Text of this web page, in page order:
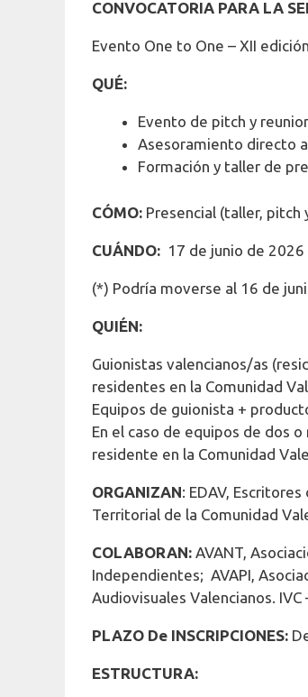
CONVOCATORIA PARA LA
Evento One to One – XII
QUÉ:
Evento de pitch y
Asesoramiento directo
Formación y taller de
CÓMO: Presencial (taller, pitch
CUÁNDO: 17 de junio de
(*) Podría moverse al 16 de
QUIÉN:
Guionistas valencianos/as
residentes en la Comunidad
Equipos de guionista +
En el caso de equipos de dos
residente en la Comunidad
ORGANIZAN: EDAV,
Territorial de la Comunidad
COLABORAN: AVANT,
Independientes; AVAPI,
Audiovisuales Valencianos. IVC
PLAZO De INSCRIPCIONES:
ESTRUCTURA: